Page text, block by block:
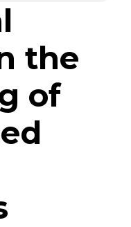
the
of